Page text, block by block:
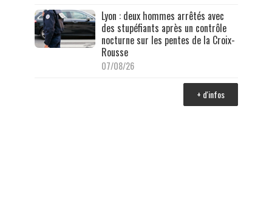
Lyon : deux hommes arrêtés avec
des stupéfiants après un contrôle
nocturne sur les pentes de la Croix-
Rousse
07/08/26
+ d'infos